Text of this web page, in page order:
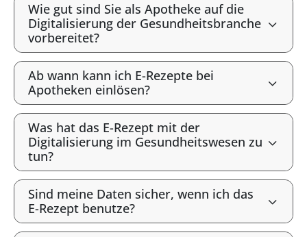
Wie gut sind Sie als Apotheke auf die
Digitalisierung der Gesundheitsbranche
vorbereitet?
Ab wann kann ich E-Rezepte bei
Apotheken einlösen?
Was hat das E-Rezept mit der
Digitalisierung im Gesundheitswesen zu
tun?
Sind meine Daten sicher, wenn ich das
E-Rezept benutze?